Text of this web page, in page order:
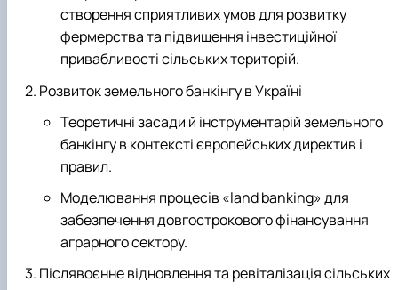
створення сприятливих умов для розвитку
фермерства та підвищення інвестиційної
привабливості сільських територій.
Розвиток земельного банкінгу в Україні
Теоретичні засади й інструментарій земельного
банкінгу в контексті європейських директив і
правил.
Моделювання процесів «land banking» для
забезпечення довгострокового фінансування
аграрного сектору.
Післявоєнне відновлення та ревіталізація сільських